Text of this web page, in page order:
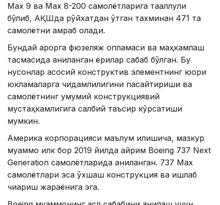
Max 9 ва Max 8-200 самолётларига тааллуқли
бўлиб, АҚШда рўйхатдан ўтган тахминан 471 та
самолётни қамраб олади.
Бундай қарорга фюзеляж қопламаси ва маҳкамлаш
тасмасида аниқланган ёриқлар сабаб бўлган. Бу
нуқсонлар асосий конструктив элементнинг юқори
юкламаларга чидамлилигини пасайтириши ва
самолётнинг умумий конструкциявий
мустаҳкамлигига салбий таъсир кўрсатиши
мумкин.
Америка корпорацияси маълум қилишича, мазкур
муаммо илк бор 2019 йилда айрим Boeing 737 Next
Generation самолётларида аниқланган. 737 Max
самолётлари эса ўхшаш конструкция ва ишлаб
чиқариш жараёнига эга.